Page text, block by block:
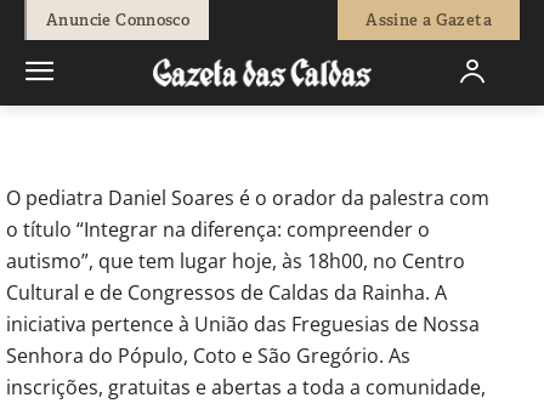
Anuncie Connosco Assine a Gazeta
Redação - 15 de Outubro, 2020 0
O pediatra Daniel Soares é o orador da palestra com
o título “Integrar na diferença: compreender o
autismo”, que tem lugar hoje, às 18h00, no Centro
Cultural e de Congressos de Caldas da Rainha. A
iniciativa pertence à União das Freguesias de Nossa
Senhora do Pópulo, Coto e São Gregório. As
inscrições, gratuitas e abertas a toda a comunidade,